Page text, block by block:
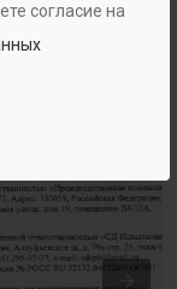
согласие на